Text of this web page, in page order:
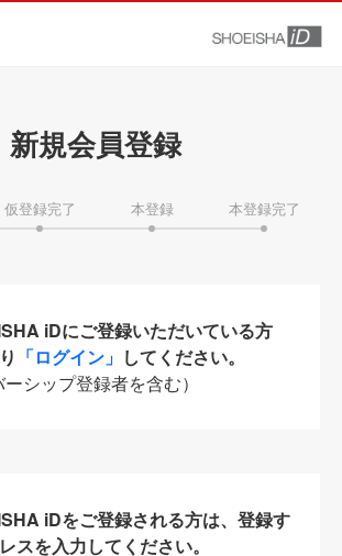
新規会員登録
仮登録完了 本登録 本登録完了
iDにご登録いただいている方
「ログイン」 してください。
ーシップ登録者を含む）
iDをご登録される方は、登録す
スを入力してください。